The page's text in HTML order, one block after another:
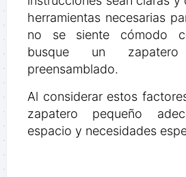
herramientas necesarias
no se siente cómodo
busque un
preensamblado.
Al considerar estos
zapatero pequeño
espacio y necesidades